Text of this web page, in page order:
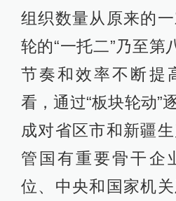
组织数量从原来的
轮的“一托二”乃至第
节奏和效率不断提
看，通过“板块轮动”
成对省区市和新疆
管国有重要骨干企
位、中央和国家机